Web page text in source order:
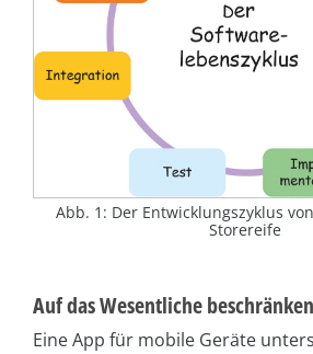
Abb. 1: Der Entwicklungszyklus
Storereife
Auf das Wesentliche beschränken
Eine App für mobile Geräte